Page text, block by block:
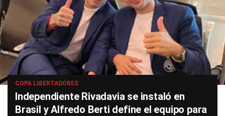
COPA LIBERTADORES
Independiente Rivadavia se instaló en
Brasil y Alfredo Berti define el equipo para